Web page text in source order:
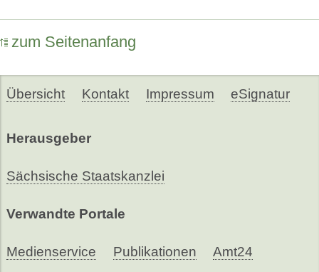
zum Seitenanfang
Übersicht Kontakt Impressum eSignatur
Herausgeber
Sächsische Staatskanzlei
Verwandte Portale
Medienservice Publikationen Amt24